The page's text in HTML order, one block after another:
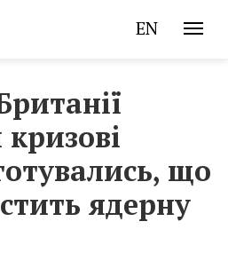
EN
що
ядерну